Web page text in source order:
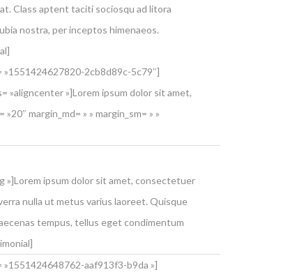
Class aptent taciti sociosqu ad litora
nostra, per inceptos himenaeos.
»1551424627820-2cb8d89c-5c79″]
»aligncenter »]Lorem ipsum dolor sit amet,
margin_md= » » margin_sm= » »
»]Lorem ipsum dolor sit amet, consectetuer
nulla ut metus varius laoreet. Quisque
tempus, tellus eget condimentum
»1551424648762-aaf913f3-b9da »]